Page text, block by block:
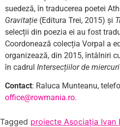
suedeză, în traducerea poetei
Gravitație (Editura Trei, 2015) și
selecții din poezia ei au fost
Coordonează colecția Vorpal a
organizează, din 2015, întâlniri
în cadrul Intersecțiilor de miercuri
Contact: Raluca Munteanu,
office@rowmania.ro.
Tagged proiecte Asociația Ivan